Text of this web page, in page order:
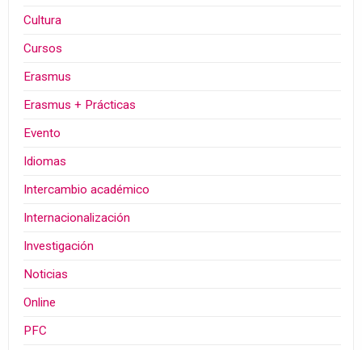
Cultura
Cursos
Erasmus
Erasmus + Prácticas
Evento
Idiomas
Intercambio académico
Internacionalización
Investigación
Noticias
Online
PFC